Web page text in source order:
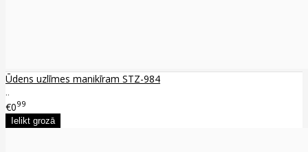
Ūdens uzlīmes manikīram STZ-984
..
€099